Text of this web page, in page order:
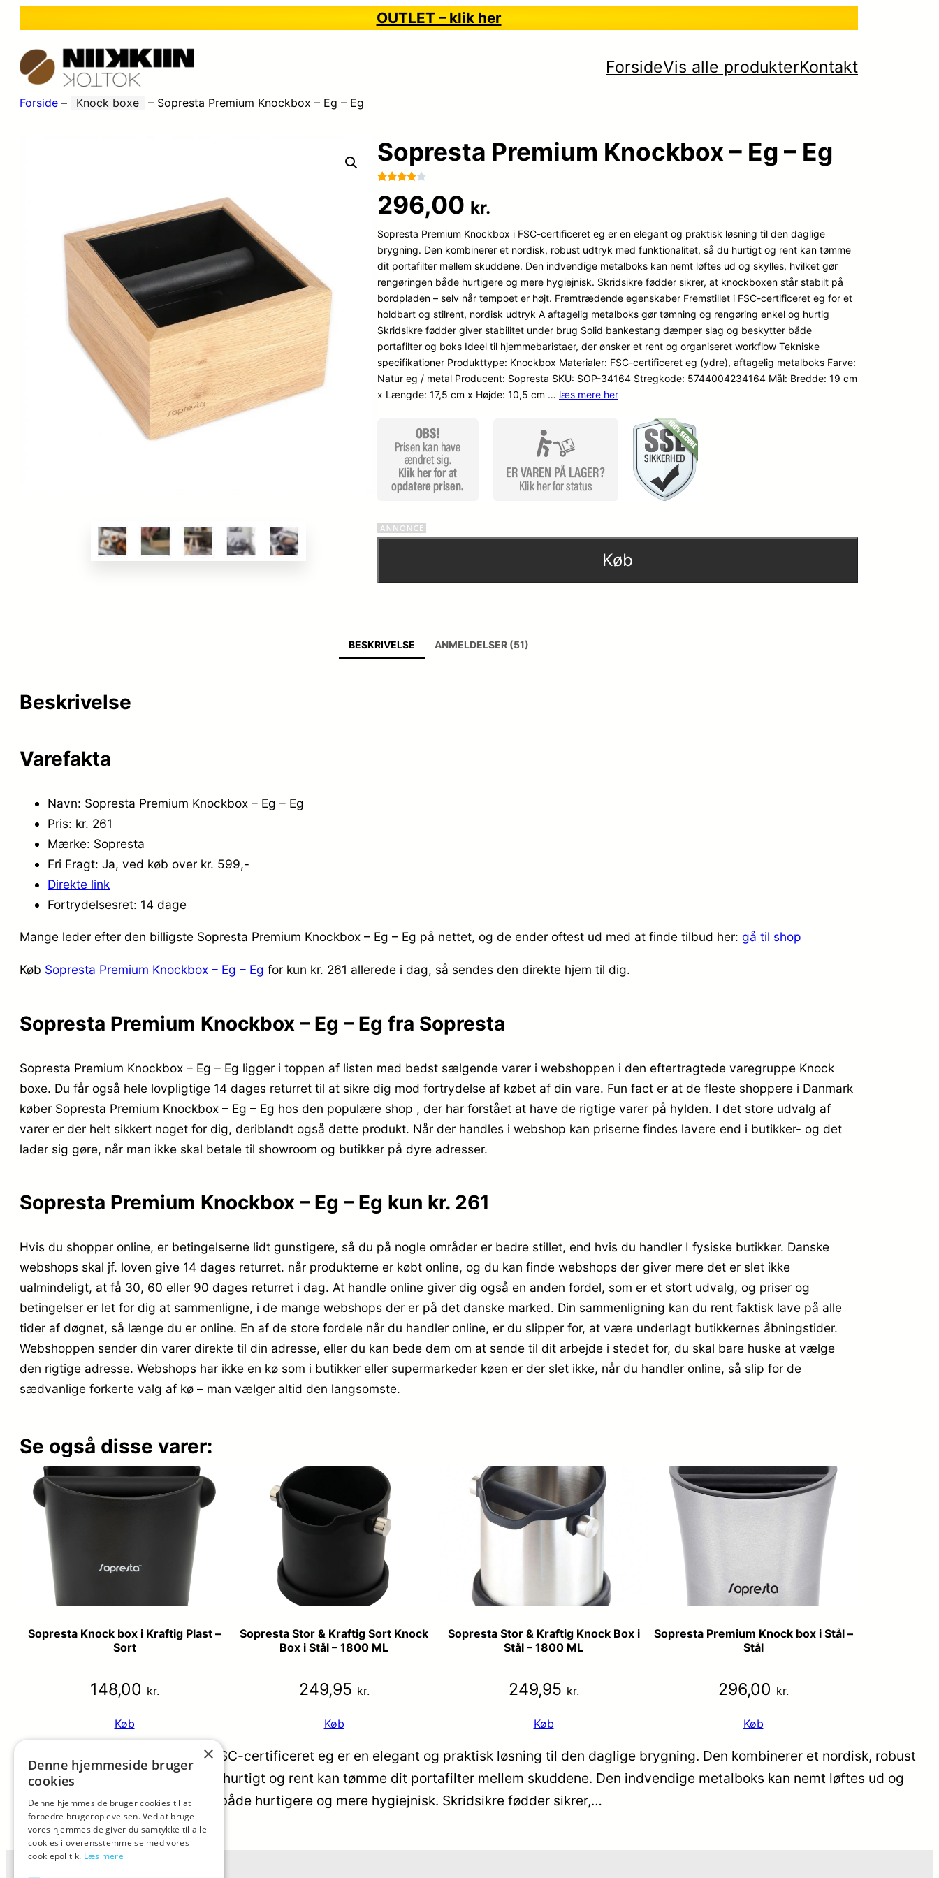
OUTLET – klik her
ForsideVis alle produkterKontakt
Forside – Knock boxe – Sopresta Premium Knockbox – Eg – Eg
Sopresta Premium Knockbox – Eg – Eg
som3.9
baseret
på
kundebed
ømmels
er
296,00 kr.
Sopresta Premium Knockbox i FSC-certificeret eg er en elegant og praktisk løsning til den daglige
brygning. Den kombinerer et nordisk, robust udtryk med funktionalitet, så du hurtigt og rent kan tømme
dit portafilter mellem skuddene. Den indvendige metalboks kan nemt løftes ud og skylles, hvilket gør
rengøringen både hurtigere og mere hygiejnisk. Skridsikre fødder sikrer, at knockboxen står stabilt på
bordpladen – selv når tempoet er højt. Fremtrædende egenskaber Fremstillet i FSC-certificeret eg for et
holdbart og stilrent, nordisk udtryk A aftagelig metalboks gør tømning og rengøring enkel og hurtig
Skridsikre fødder giver stabilitet under brug Solid bankestang dæmper slag og beskytter både
portafilter og boks Ideel til hjemmebaristaer, der ønsker et rent og organiseret workflow Tekniske
specifikationer Produkttype: Knockbox Materialer: FSC-certificeret eg (ydre), aftagelig metalboks Farve:
Natur eg / metal Producent: Sopresta SKU: SOP-34164 Stregkode: 5744004234164 Mål: Bredde: 19 cm
x Længde: 17,5 cm x Højde: 10,5 cm … læs mere her
Køb
BESKRIVELSE ANMELDELSER (51)
Beskrivelse
Varefakta
Navn: Sopresta Premium Knockbox – Eg – Eg
Pris: kr. 261
Mærke: Sopresta
Fri Fragt: Ja, ved køb over kr. 599,-
Direkte link
Fortrydelsesret: 14 dage
Mange leder efter den billigste Sopresta Premium Knockbox – Eg – Eg på nettet, og de ender oftest ud med at finde tilbud her: gå til shop
Køb Sopresta Premium Knockbox – Eg – Eg for kun kr. 261 allerede i dag, så sendes den direkte hjem til dig.
Sopresta Premium Knockbox – Eg – Eg fra Sopresta
Sopresta Premium Knockbox – Eg – Eg ligger i toppen af listen med bedst sælgende varer i webshoppen i den eftertragtede varegruppe Knock
boxe. Du får også hele lovpligtige 14 dages returret til at sikre dig mod fortrydelse af købet af din vare. Fun fact er at de fleste shoppere i Danmark
køber Sopresta Premium Knockbox – Eg – Eg hos den populære shop , der har forstået at have de rigtige varer på hylden. I det store udvalg af
varer er der helt sikkert noget for dig, deriblandt også dette produkt. Når der handles i webshop kan priserne findes lavere end i butikker- og det
lader sig gøre, når man ikke skal betale til showroom og butikker på dyre adresser.
Sopresta Premium Knockbox – Eg – Eg kun kr. 261
Hvis du shopper online, er betingelserne lidt gunstigere, så du på nogle områder er bedre stillet, end hvis du handler I fysiske butikker. Danske
webshops skal jf. loven give 14 dages returret. når produkterne er købt online, og du kan finde webshops der giver mere det er slet ikke
ualmindeligt, at få 30, 60 eller 90 dages returret i dag. At handle online giver dig også en anden fordel, som er et stort udvalg, og priser og
betingelser er let for dig at sammenligne, i de mange webshops der er på det danske marked. Din sammenligning kan du rent faktisk lave på alle
tider af døgnet, så længe du er online. En af de store fordele når du handler online, er du slipper for, at være underlagt butikkernes åbningstider.
Webshoppen sender din varer direkte til din adresse, eller du kan bede dem om at sende til dit arbejde i stedet for, du skal bare huske at vælge
den rigtige adresse. Webshops har ikke en kø som i butikker eller supermarkeder køen er der slet ikke, når du handler online, så slip for de
sædvanlige forkerte valg af kø – man vælger altid den langsomste.
Se også disse varer:
Sopresta Knock box i Kraftig Plast –
Sort
148,00 kr.
Køb
Sopresta Stor & Kraftig Sort Knock
Box i Stål – 1800 ML
249,95 kr.
Køb
Sopresta Stor & Kraftig Knock Box i
Stål – 1800 ML
249,95 kr.
Køb
Sopresta Premium Knock box i Stål –
Stål
296,00 kr.
Køb
Sopresta Premium Knockbox i FSC-certificeret eg er en elegant og praktisk løsning til den daglige brygning. Den kombinerer et nordisk, robust
udtryk med funktionalitet, så du hurtigt og rent kan tømme dit portafilter mellem skuddene. Den indvendige metalboks kan nemt løftes ud og
skylles, hvilket gør rengøringen både hurtigere og mere hygiejnisk. Skridsikre fødder sikrer,…
Categorys:Knock boxe
Varmærker:Sopresta
×
Denne hjemmeside bruger
cookies
Denne hjemmeside bruger cookies til at
forbedre brugeroplevelsen. Ved at bruge
vores hjemmeside giver du samtykke til alle
cookies i overensstemmelse med vores
cookiepolitik. Læs mere